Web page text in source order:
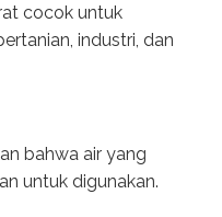
cocok untuk
industri, dan
bahwa air yang
untuk digunakan.